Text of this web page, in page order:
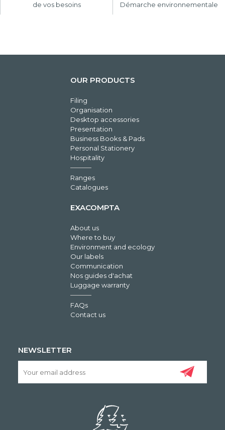
de vos besoins
Démarche environnementale
OUR PRODUCTS
Filing
Organisation
Desktop accessories
Presentation
Business Books & Pads
Personal Stationery
Hospitality
Ranges
Catalogues
EXACOMPTA
About us
Where to buy
Environment and ecology
Our labels
Communication
Nos guides d'achat
Luggage warranty
FAQs
Contact us
NEWSLETTER